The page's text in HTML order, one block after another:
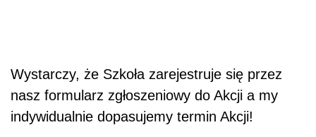
Wystarczy, że Szkoła zarejestruje się przez
nasz formularz zgłoszeniowy do Akcji a my
indywidualnie dopasujemy termin Akcji!